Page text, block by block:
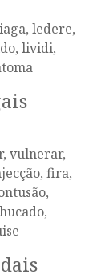
ledere,
lividi,
vulnerar,
fira,